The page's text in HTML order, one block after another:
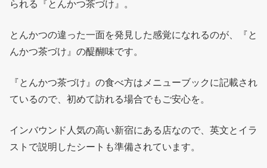
られる『とんかつ茶づけ』。
とんかつの違った一面を発見した感覚になれるのが、『と
んかつ茶づけ』の醍醐味です。
『とんかつ茶づけ』の食べ方はメニューブックに記載され
ているので、初めて訪れる場合でもご安心を。
インバウンド人気の高い新宿にある店なので、英文とイラ
ストで説明したシートも準備されています。